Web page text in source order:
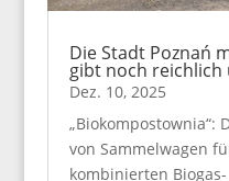
Die Stadt Poznań
gibt noch reichlich
Dez. 10, 2025
„Biokompostownia“:
von Sammelwagen
kombinierten